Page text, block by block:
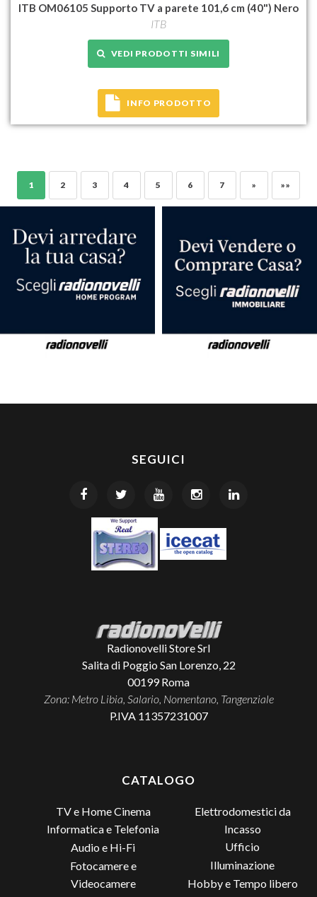
ITB OM06105 Supporto TV a parete 101,6 cm (40") Nero
ITB
VEDI PRODOTTI SIMILI
INFO PRODOTTO
1 2 3 4 5 6 7 » »»
SEGUICI
Radionovelli Store Srl
Salita di Poggio San Lorenzo, 22
00199 Roma
Zona: Metro Libia, Salario, Nomentano, Tangenziale
P.IVA 11357231007
CATALOGO
TV e Home Cinema
Informatica e Telefonia
Audio e Hi-Fi
Fotocamere e
Videocamere
Elettrodomestici da
Incasso
Ufficio
Illuminazione
Hobby e Tempo libero